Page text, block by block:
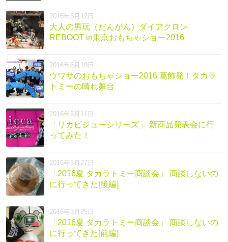
2016年6月12日
大人の男玩（だんがん）ダイアクロン
REBOOT in東京おもちゃショー2016
2016年6月10日
ウワサのおもちゃショー2016 葛飾発！タカラ
トミーの晴れ舞台
2016年6月11日
「リカビジューシリーズ」 新商品発表会に行
ってみた！
2016年3月27日
「2016夏 タカラトミー商談会」 商談しないの
に行ってきた[後編]
2016年3月25日
「2016夏 タカラトミー商談会」 商談しないの
に行ってきた[前編]